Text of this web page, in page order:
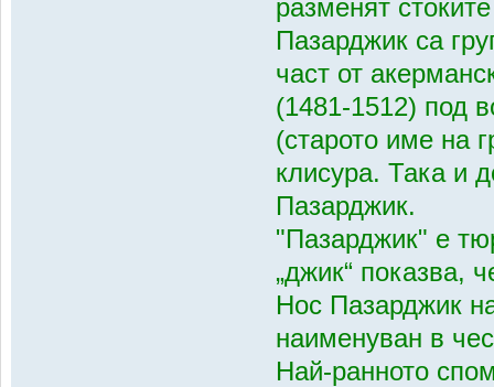
разменят
Пазарджик са
част от
(1481-1512) под
(старото име на
клисура. Така и
Пазарджик.
"Пазарджик" е
„джик“ показва,
Нос Пазарджик
наименуван в
Най-ранното